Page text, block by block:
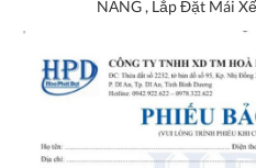
NẴNG , Lắp Đặt Mái